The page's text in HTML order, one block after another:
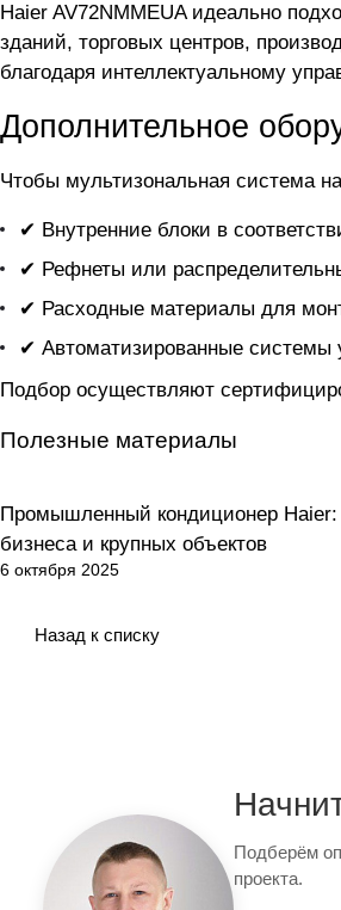
Haier AV72NMMEUA идеально
зданий, торговых центров,
благодаря интеллектуальному
Дополнительное
Чтобы мультизональная система
✔ Внутренние блоки в
✔ Рефнеты или
✔ Расходные материалы для
✔ Автоматизированные
Подбор осуществляют
Полезные материалы
Кондиционирование
Промышленный кондиционер
бизнеса и крупных объектов
6 октября 2025
Назад к списку
Подберём
проекта.